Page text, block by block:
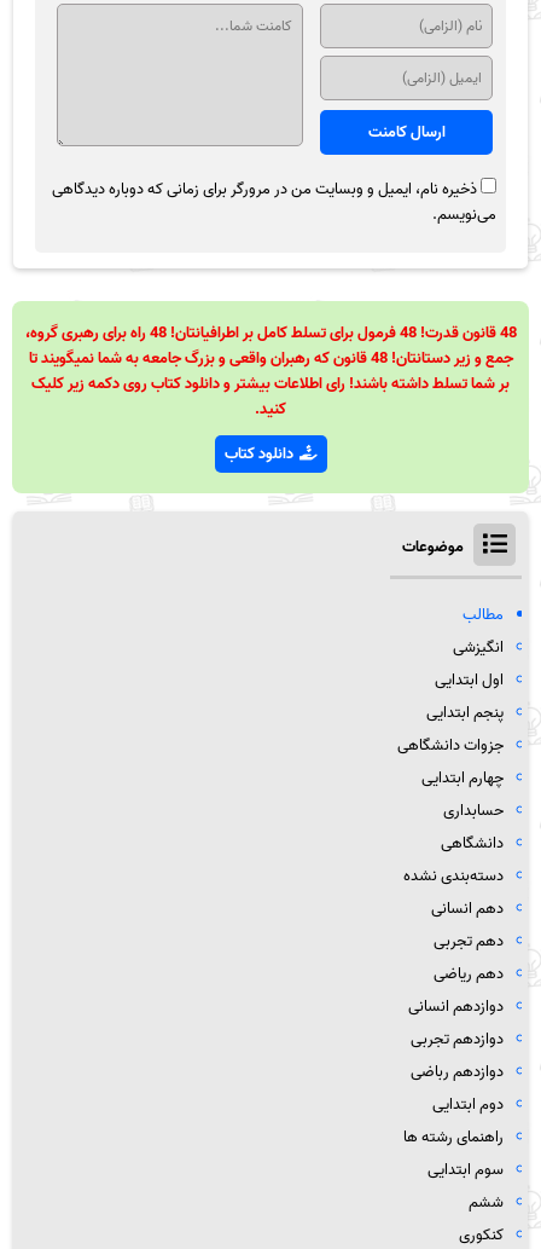
ذخیره نام، ایمیل و وبسایت من در مرورگر برای زمانی که دوباره دیدگاهی
می‌نویسم.
48 قانون قدرت! 48 فرمول برای تسلط کامل بر اطرافیانتان! 48 راه برای رهبری گروه،
جمع و زیر دستانتان! 48 قانون که رهبران واقعی و بزرگ جامعه به شما نمیگویند تا
بر شما تسلط داشته باشند! رای اطلاعات بیشتر و دانلود کتاب روی دکمه زیر کلیک
کنید.
دانلود کتاب
موضوعات
مطالب
انگیزشی
اول ابتدایی
پنجم ابتدایی
جزوات دانشگاهی
چهارم ابتدایی
حسابداری
دانشگاهی
دسته‌بندی نشده
دهم انسانی
دهم تجربی
دهم ریاضی
دوازدهم انسانی
دوازدهم تجربی
دوازدهم رباضی
دوم ابتدایی
راهنمای رشته ها
سوم ابتدایی
ششم
کنکوری